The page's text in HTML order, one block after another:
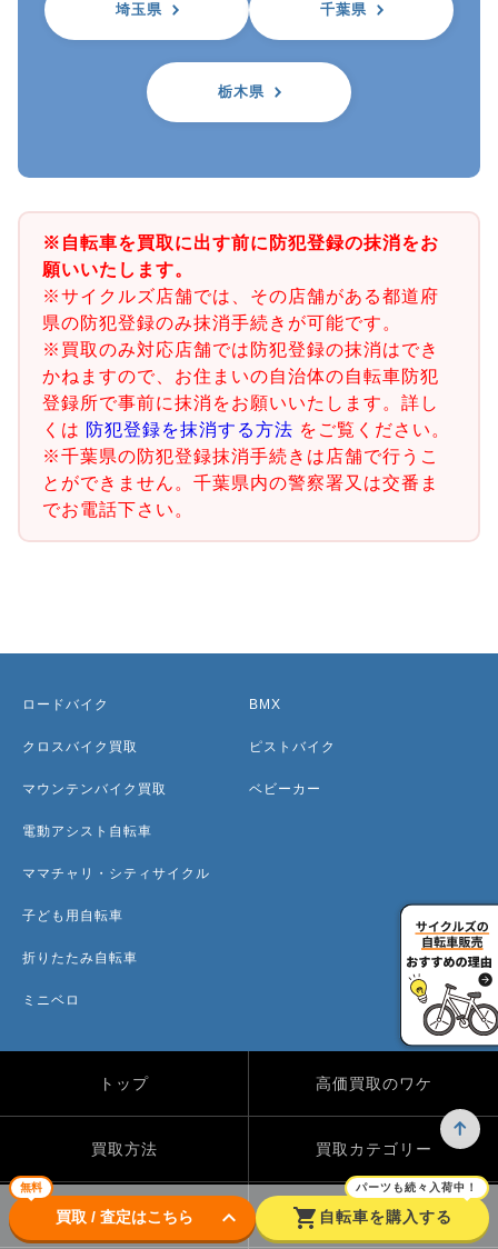
埼玉県 千葉県
栃木県
※自転車を買取に出す前に防犯登録の抹消をお
願いいたします。
※サイクルズ店舗では、その店舗がある都道府
県の防犯登録のみ抹消手続きが可能です。
※買取のみ対応店舗では防犯登録の抹消はでき
かねますので、お住まいの自治体の自転車防犯
登録所で事前に抹消をお願いいたします。詳し
くは 防犯登録を抹消する方法 をご覧ください。
※千葉県の防犯登録抹消手続きは店舗で行うこ
とができません。千葉県内の警察署又は交番ま
でお電話下さい。
無料
買取 / 査定はこちら keyboard_arrow_down shopping_cart
パーツも続々入荷中！
自転車を購入する
ロードバイク
クロスバイク買取
マウンテンバイク買取
電動アシスト自転車
ママチャリ・シティサイクル
子ども用自転車
折りたたみ自転車
ミニベロ
BMX
ピストバイク
ベビーカー
トップ 高価買取のワケ
買取方法 買取カテゴリー
買取実績 自転車のコラム